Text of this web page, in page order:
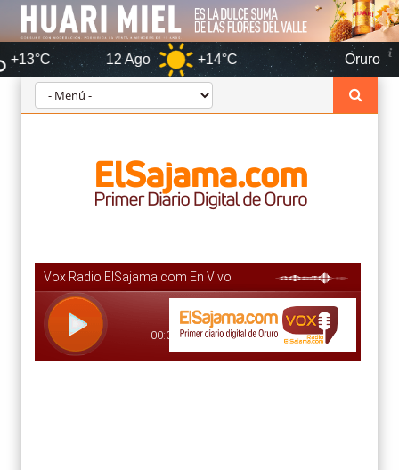
12 Ago +14°C Oruro